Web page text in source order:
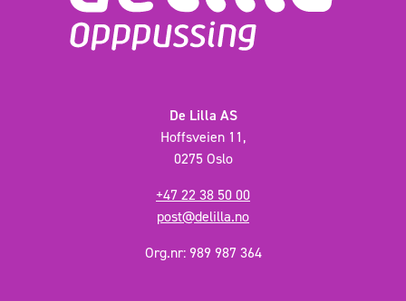
De Lilla AS
Hoffsveien 11,
0275 Oslo
+47 22 38 50 00
post@delilla.no
Org.nr: 989 987 364